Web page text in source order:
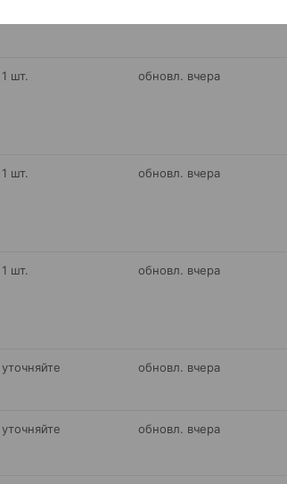
1 шт. обновл. вчера
1 шт. обновл. вчера
1 шт. обновл. вчера
уточняйте обновл. вчера
уточняйте обновл. вчера